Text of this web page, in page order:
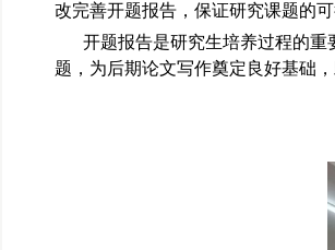
改完善开题报告，保证研究课题的
开题报告是研究生培养过程的
题，为后期论文写作奠定良好基础